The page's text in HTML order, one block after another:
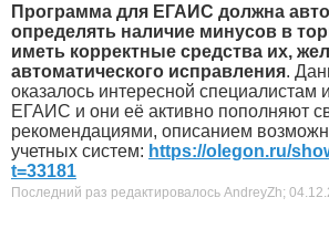
Программа для ЕГАИС должна
определять наличие минусов в
иметь корректные средства их,
автоматического исправления.
оказалось интересной специалистам
ЕГАИС и они её активно пополняют
рекомендациями, описанием
учетных систем: https://olegon.ru/
t=33181
Последний раз редактировалось AndreyZh;